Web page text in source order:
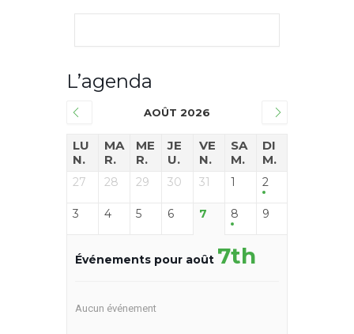
L’agenda
AOÛT 2026
LU
N.
MA
R.
ME
R.
JE
U.
VE
N.
SA
M.
DI
M.
27 28 29 30 31 1 2
3 4 5 6 7 8 9
Événements pour août 7th
Aucun événement